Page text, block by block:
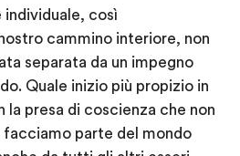
individuale, così
cammino interiore, non
separata da un impegno
Quale inizio più propizio in
la presa di coscienza che non
facciamo parte del mondo